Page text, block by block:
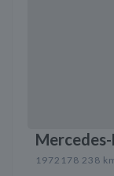
Mercedes-
1972 178 238